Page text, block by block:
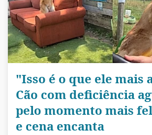
"Isso é o que ele mais
Cão com deficiência
pelo momento mais
e cena encanta